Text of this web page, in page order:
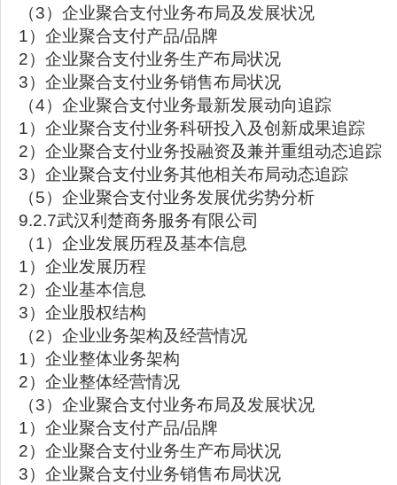
（3）企业聚合支付业务布局及发展状况
1）企业聚合支付产品/品牌
2）企业聚合支付业务生产布局状况
3）企业聚合支付业务销售布局状况
（4）企业聚合支付业务最新发展动向追踪
1）企业聚合支付业务科研投入及创新成果追踪
2）企业聚合支付业务投融资及兼并重组动态追踪
3）企业聚合支付业务其他相关布局动态追踪
（5）企业聚合支付业务发展优劣势分析
9.2.7武汉利楚商务服务有限公司
（1）企业发展历程及基本信息
1）企业发展历程
2）企业基本信息
3）企业股权结构
（2）企业业务架构及经营情况
1）企业整体业务架构
2）企业整体经营情况
（3）企业聚合支付业务布局及发展状况
1）企业聚合支付产品/品牌
2）企业聚合支付业务生产布局状况
3）企业聚合支付业务销售布局状况